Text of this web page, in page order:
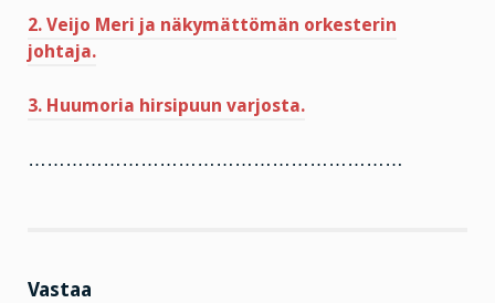
2. Veijo Meri ja näkymättömän orkesterin
johtaja.
3. Huumoria hirsipuun varjosta.
……………………………………………………
Vastaa